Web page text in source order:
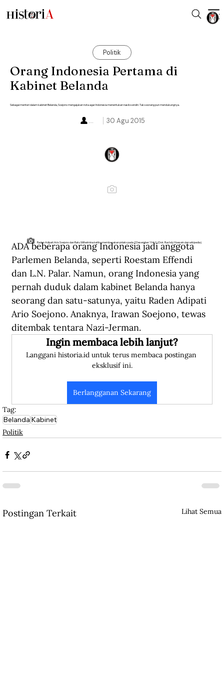
Politik
Orang Indonesia Pertama di
Kabinet Belanda
Sebagai menteri dalam kabinet Belanda, Soejono mengajukan nota agar Indonesia menentukan nasib sendiri. Tak seorang pun mendukungnya.
30 Agu 2015
...
Raden Adipati Ario Soejono dan Ratu Wilhelmina ketika membacakan pidato pada 7 Desember 1942. (Dok. Rushdy Hoesein dan wikipedia).
ADA beberapa orang Indonesia jadi anggota
Parlemen Belanda, seperti Roestam Effendi
dan L.N. Palar. Namun, orang Indonesia yang
pernah duduk dalam kabinet Belanda hanya
seorang dan satu-satunya, yaitu Raden Adipati
Ario Soejono. Anaknya, Irawan Soejono, tewas
ditembak tentara Nazi-Jerman.
Ingin membaca lebih lanjut?
Langgani historia.id untuk terus membaca postingan
eksklusif ini.
Berlangganan Sekarang
Tag:
BelandaKabinet
Politik
Postingan Terkait Lihat Semua